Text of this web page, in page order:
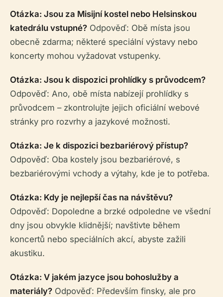
Otázka: Jsou za Misijní kostel nebo Helsinskou
katedrálu vstupné? Odpověď: Obě místa jsou
obecně zdarma; některé speciální výstavy nebo
koncerty mohou vyžadovat vstupenky.
Otázka: Jsou k dispozici prohlídky s průvodcem?
Odpověď: Ano, obě místa nabízejí prohlídky s
průvodcem – zkontrolujte jejich oficiální webové
stránky pro rozvrhy a jazykové možnosti.
Otázka: Je k dispozici bezbariérový přístup?
Odpověď: Oba kostely jsou bezbariérové, s
bezbariérovými vchody a výtahy, kde je to potřeba.
Otázka: Kdy je nejlepší čas na návštěvu?
Odpověď: Dopoledne a brzké odpoledne ve všední
dny jsou obvykle klidnější; navštivte během
koncertů nebo speciálních akcí, abyste zažili
akustiku.
Otázka: V jakém jazyce jsou bohoslužby a
materiály? Odpověď: Především finsky, ale pro